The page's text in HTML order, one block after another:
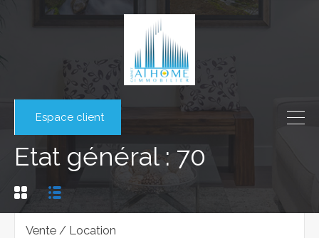
Espace client
Etat général : 70
Vente / Location